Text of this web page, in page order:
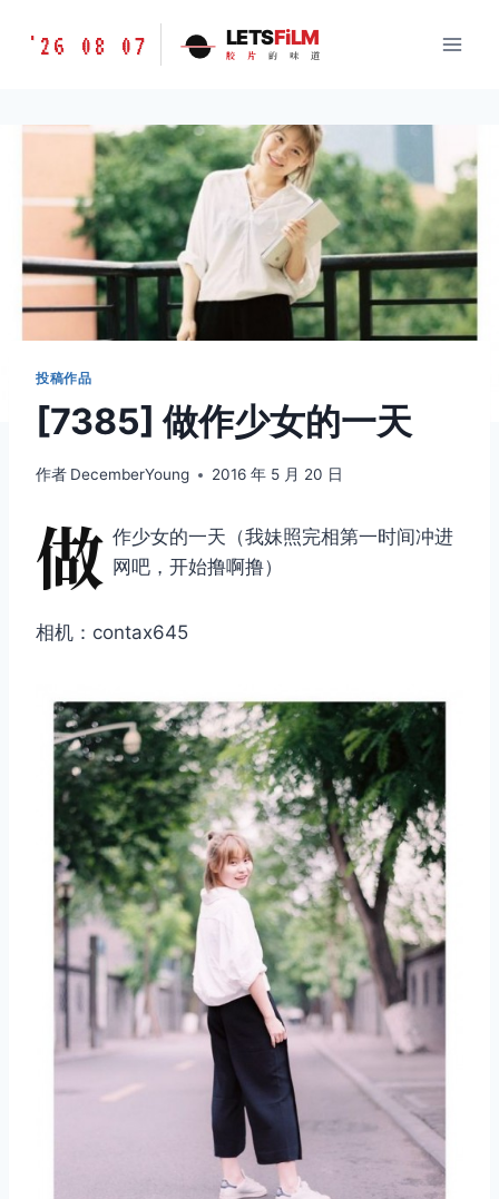
胶
味
LETSFILM
'26 08 07 LETSFiLM
胶 片 的 味 道
投稿作品
[7385] 做作少女的一天
作者 DecemberYoung 2016 年 5 月 20 日
做 作少女的一天（我妹照完相第一时间冲进
网吧，开始撸啊撸）
相机：contax645